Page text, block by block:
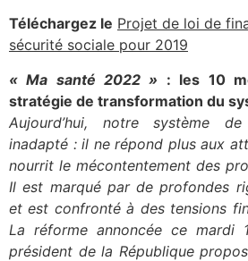
Téléchargez le Projet de loi de
sécurité sociale pour 2019
« Ma santé 2022 » : les 10
stratégie de transformation du
Aujourd’hui, notre système
inadapté : il ne répond plus aux
nourrit le mécontentement des
Il est marqué par de profondes
et est confronté à des tensions
La réforme annoncée ce mardi
président de la République